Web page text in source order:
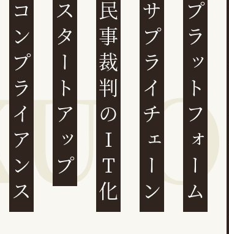
コンプライアンススタートアップ民事裁判のIT化サプライチェーンプラットフォーム